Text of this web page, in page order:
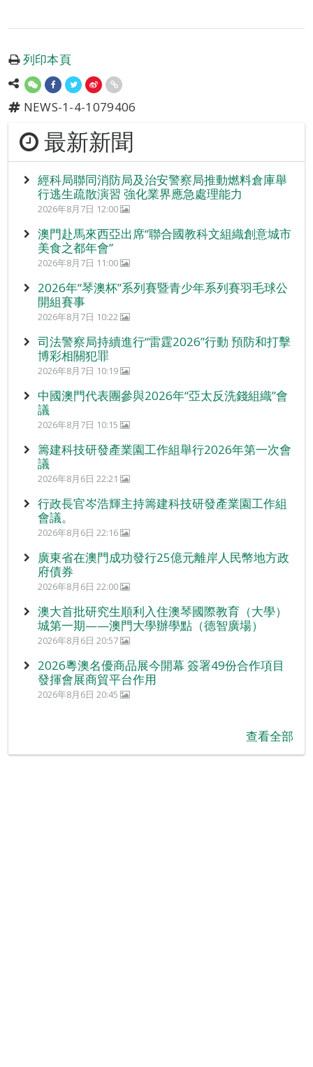
列印本頁
NEWS-1-4-1079406
最新新聞
經科局聯同消防局及治安警察局推動燃料倉庫舉
行逃生疏散演習 強化業界應急處理能力
2026年8月7日 12:00
澳門赴馬來西亞出席“聯合國教科文組織創意城市
美食之都年會”
2026年8月7日 11:00
2026年“琴澳杯”系列賽暨青少年系列賽羽毛球公
開組賽事
2026年8月7日 10:22
司法警察局持續進行“雷霆2026”行動 預防和打擊
博彩相關犯罪
2026年8月7日 10:19
中國澳門代表團參與2026年“亞太反洗錢組織”會
議
2026年8月7日 10:15
籌建科技研發產業園工作組舉行2026年第一次會
議
2026年8月6日 22:21
行政長官岑浩輝主持籌建科技研發產業園工作組
會議。
2026年8月6日 22:16
廣東省在澳門成功發行25億元離岸人民幣地方政
府債券
2026年8月6日 22:00
澳大首批研究生順利入住澳琴國際教育（大學）
城第一期——澳門大學辦學點（德智廣場）
2026年8月6日 20:57
2026粵澳名優商品展今開幕 簽署49份合作項目
發揮會展商貿平台作用
2026年8月6日 20:45
查看全部